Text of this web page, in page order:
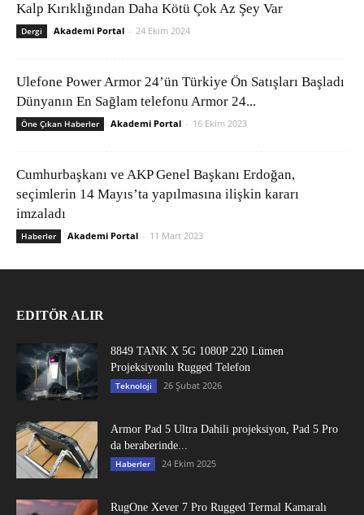
Kalp Kırıklığından Daha Kötü Çok Az Şey Var
Dergi Akademi Portal - 24 Ekim 2024
Ulefone Power Armor 24’ün Türkiye Ön Satışları Başladı
Dünyanın En Sağlam telefonu Armor 24...
Öne Çıkan Haberler Akademi Portal - 16 Ekim 2023
Cumhurbaşkanı ve AKP Genel Başkanı Erdoğan,
seçimlerin 14 Mayıs’ta yapılmasına ilişkin kararı
imzaladı
Haberler Akademi Portal - 11 Mart 2023
EDITÖR ALIR
8849 TANK X 5G 1080P 220 Lümen
Projeksiyonlu Rugged Telefon
Teknoloji 26 Şubat 2026
Armor Pad 5 Ultra Dahili projeksiyon, Pad 5 Pro
da beraberinde...
Haberler 24 Ekim 2025
RugOne Xever 7 Pro Rugged Termal Kamaralı